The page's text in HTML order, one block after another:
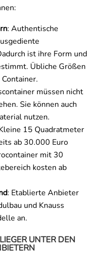
: Authentische
ist ihre Form und
Übliche Größen
müssen nicht
Sie können auch
nutzen.
15 Quadratmeter
ab 30.000 Euro
mit 30
kosten ab
: Etablierte Anbieter
und Knauss
an.
UNTER DEN